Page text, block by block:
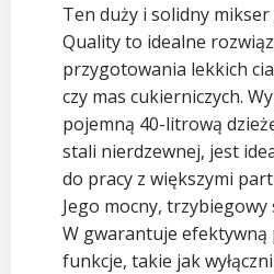
Ten duży i solidny
Quality to idealne
przygotowania lekkich
czy mas cukierniczych.
pojemną 40-litrową
stali nierdzewnej, jest
do pracy z większymi
Jego mocny, trzybiegowy
W gwarantuje efektywną
funkcje, takie jak